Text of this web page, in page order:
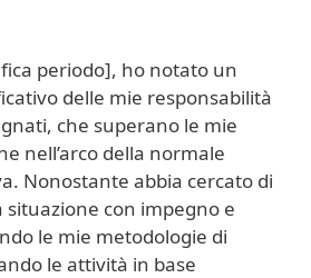
periodo], ho notato un
delle mie responsabilità
che superano le mie
nell’arco della normale
Nonostante abbia cercato di
con impegno e
le mie metodologie di
le attività in base